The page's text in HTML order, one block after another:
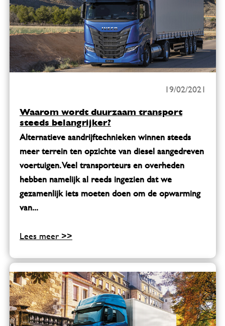
19/02/2021
Waarom wordt duurzaam transport
steeds belangrijker?
Alternatieve aandrijftechnieken winnen steeds
meer terrein ten opzichte van diesel aangedreven
voertuigen. Veel transporteurs en overheden
hebben namelijk al reeds ingezien dat we
gezamenlijk iets moeten doen om de opwarming
van...
Lees meer >>